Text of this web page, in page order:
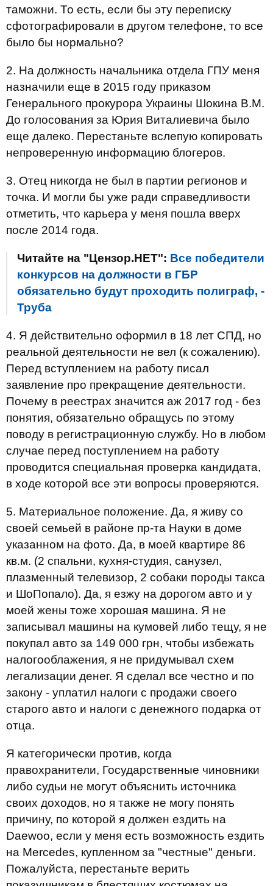
таможни. То есть, если бы эту переписку
сфотографировали в другом телефоне, то все
было бы нормально?
2. На должность начальника отдела ГПУ меня
назначили еще в 2015 году приказом
Генерального прокурора Украины Шокина В.М.
До голосования за Юрия Виталиевича было
еще далеко. Перестаньте вслепую копировать
непроверенную информацию блогеров.
3. Отец никогда не был в партии регионов и
точка. И могли бы уже ради справедливости
отметить, что карьера у меня пошла вверх
после 2014 года.
Читайте на "Цензор.НЕТ": Все победители
конкурсов на должности в ГБР
обязательно будут проходить полиграф, -
Труба
4. Я действительно оформил в 18 лет СПД, но
реальной деятельности не вел (к сожалению).
Перед вступлением на работу писал
заявление про прекращение деятельности.
Почему в реестрах значится аж 2017 год - без
понятия, обязательно обращусь по этому
поводу в регистрационную службу. Но в любом
случае перед поступлением на работу
проводится специальная проверка кандидата,
в ходе которой все эти вопросы проверяются.
5. Материальное положение. Да, я живу со
своей семьей в районе пр-та Науки в доме
указанном на фото. Да, в моей квартире 86
кв.м. (2 спальни, кухня-студия, санузел,
плазменный телевизор, 2 собаки породы такса
и ШоПопало). Да, я езжу на дорогом авто и у
моей жены тоже хорошая машина. Я не
записывал машины на кумовей либо тещу, я не
покупал авто за 149 000 грн, чтобы избежать
налогооблажения, я не придумывал схем
легализации денег. Я сделал все честно и по
закону - уплатил налоги с продажи своего
старого авто и налоги с денежного подарка от
отца.
Я категорически против, когда
правохранители, Государственные чиновники
либо судьи не могут объяснить источника
своих доходов, но я также не могу понять
причину, по которой я должен ездить на
Daewoo, если у меня есть возможность ездить
на Mercedes, купленном за "честные" деньги.
Пожалуйста, перестаньте верить